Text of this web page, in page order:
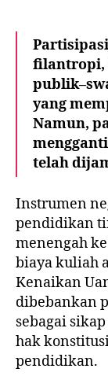
filantropi,
yang
Namun,
telah
Instrumen
pendidikan
menengah
biaya kuliah
Kenaikan
dibebankan
sebagai
hak
pendidikan.